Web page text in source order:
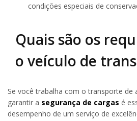
condições especiais de
Quais são os
o veículo de
Se você trabalha com o transporte de
garantir a segurança de cargas é
desempenho de um serviço de